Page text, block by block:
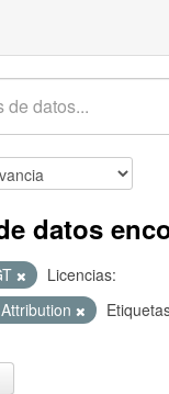
datos
Licencias: